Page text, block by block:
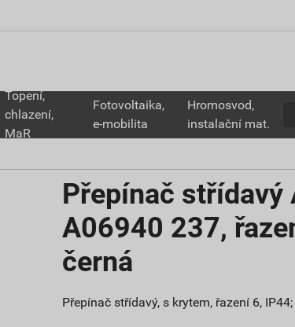
Topení,
chlazení,
MaR
Fotovoltaika,
e-mobilita
Hromosvod,
instalační mat.
Přepínač střídavý
A06940 237,
černá
Přepínač střídavý, s krytem, řazení 6,